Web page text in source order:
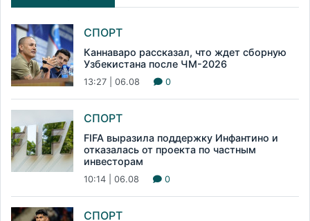
СПОРТ
Каннаваро рассказал, что ждет сборную
Узбекистана после ЧМ-2026
13:27 | 06.08 0
СПОРТ
FIFA выразила поддержку Инфантино и
отказалась от проекта по частным
инвесторам
10:14 | 06.08 0
СПОРТ